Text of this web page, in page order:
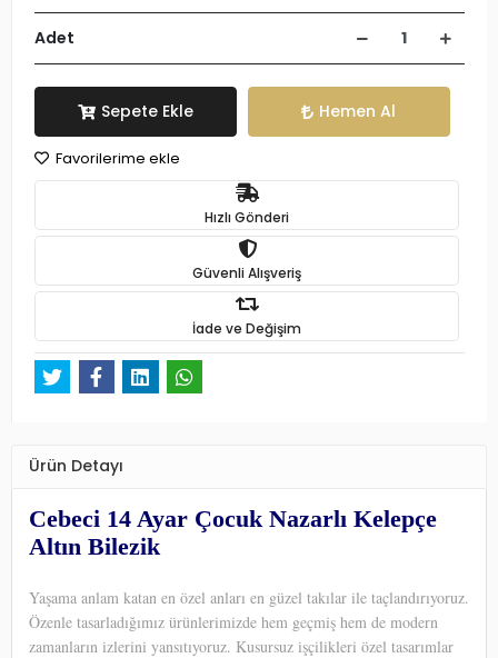
Adet
Sepete Ekle Hemen Al
Favorilerime ekle
Hızlı Gönderi
Güvenli Alışveriş
İade ve Değişim
Ürün Detayı
Cebeci 14 Ayar Çocuk Nazarlı Kelepçe
Altın Bilezik
Yaşama anlam katan en özel anları en güzel takılar ile taçlandırıyoruz.
Özenle tasarladığımız ürünlerimizde hem geçmiş hem de modern
zamanların izlerini yansıtıyoruz. Kusursuz işçilikleri özel tasarımlar